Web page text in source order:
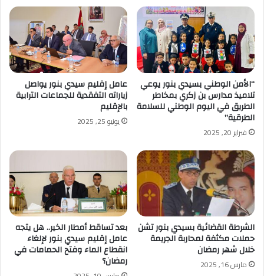
“الأمن الوطني بسيدي بنور يوعي
تلاميذ مدارس بن زكري بمخاطر
الطريق في اليوم الوطني للسلامة
الطرقية”
فبراير 20, 2025
عامل إقليم سيدي بنور يواصل
زياراته التفقدية للجماعات الترابية
بالإقليم
يونيو 25, 2025
الشرطة القضائية بسيدي بنور تشن
حملات مكثفة لمحاربة الجريمة
خلال شهر رمضان
مارس 16, 2025
بعد تساقط أمطار الخير.. هل يتجه
عامل إقليم سيدي بنور لإلغاء
انقطاع الماء وفتح الحمامات في
رمضان؟